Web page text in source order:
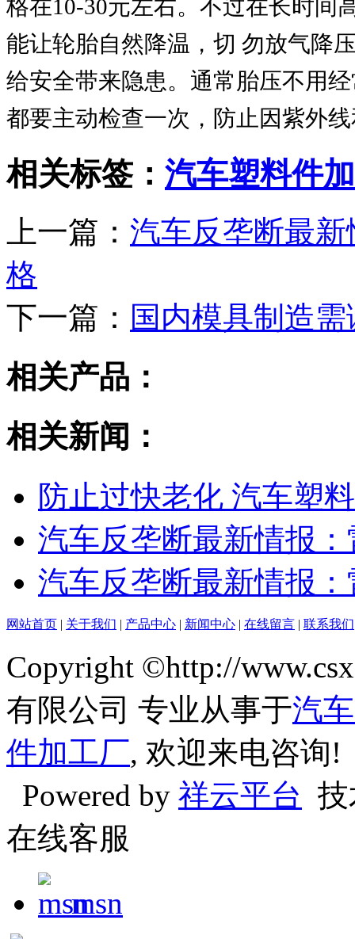
格在10-30元左右。不过在长时间
能让轮胎自然降温，切 勿放气降
给安全带来隐患。通常胎压不用
都要主动检查一次，防止因紫外
相关标签： 汽车塑料件
上一篇： 汽车反垄断最
格
下一篇： 国内模具制造
相关产品：
相关新闻：
防止过快老化 汽车塑
汽车反垄断最新情报
汽车反垄断最新情报
网站首页 | 关于我们 | 产品中心 | 新闻中心 | 在线留言 | 联系我们
Copyright ©http://
有限公司 专业从事于汽
件加工厂, 欢迎来电咨询!
Powered by 祥云平台
在线客服
msn